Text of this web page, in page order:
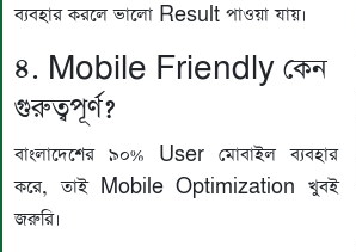
ব্যবহার করলে ভালো Result পাওয়া যায়।
৪. Mobile Friendly কেন
গুরুত্বপূর্ণ?
বাংলাদেশের ৯০% User মোবাইল ব্যবহার
করে, তাই Mobile Optimization খুবই
জরুরি।